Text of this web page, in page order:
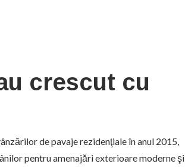
crescut cu
de pavaje rezidenţiale în anul 2015,
pentru amenajări exterioare moderne şi